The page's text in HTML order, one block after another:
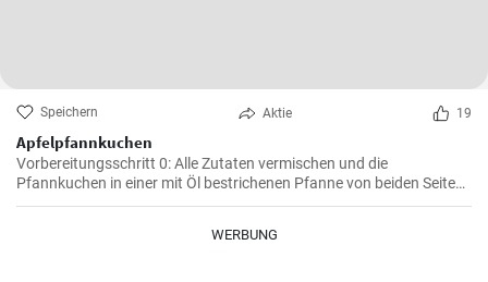
Speichern Aktie 19
Apfelpfannkuchen
Vorbereitungsschritt 0: Alle Zutaten vermischen und die
Pfannkuchen in einer mit Öl bestrichenen Pfanne von beiden Seiten
braten.
WERBUNG